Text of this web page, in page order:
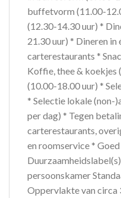
buffetvorm (11.00-
(12.30-14.30 uur) *
21.30 uur) * Dineren in
carterestaurants *
Koffie, thee & koekjes
(10.00-18.00 uur) *
* Selectie lokale (non-
per dag) * Tegen
carterestaurants,
en roomservice *
persoonskamer
Oppervlakte van circa